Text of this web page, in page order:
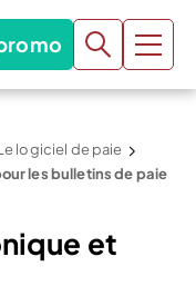
logiciel de paie
les bulletins de paie
et